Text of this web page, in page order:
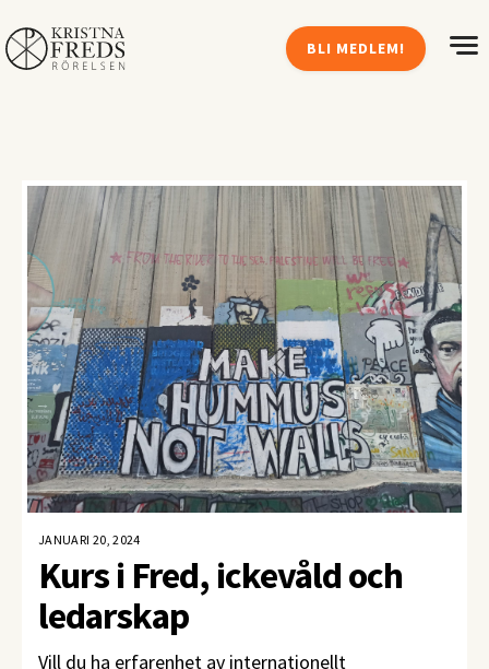
BLI MEDLEM!
JANUARI 20, 2024
Kurs i Fred, ickevåld och
ledarskap
Vill du ha erfarenhet av internationellt